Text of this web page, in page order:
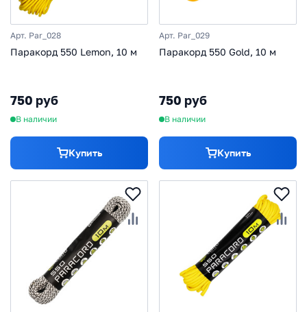
Арт. Par_028
Паракорд 550 Lemon, 10 м
750 руб
В наличии
Купить
Арт. Par_029
Паракорд 550 Gold, 10 м
750 руб
В наличии
Купить